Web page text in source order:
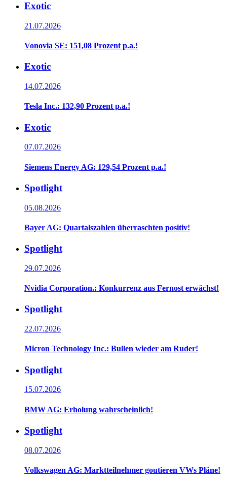
Exotic
21.07.2026
Vonovia SE: 151,08 Prozent p.a.!
Exotic
14.07.2026
Tesla Inc.: 132,90 Prozent p.a.!
Exotic
07.07.2026
Siemens Energy AG: 129,54 Prozent p.a.!
Spotlight
05.08.2026
Bayer AG: Quartalszahlen überraschten positiv!
Spotlight
29.07.2026
Nvidia Corporation.: Konkurrenz aus Fernost erwächst!
Spotlight
22.07.2026
Micron Technology Inc.: Bullen wieder am Ruder!
Spotlight
15.07.2026
BMW AG: Erholung wahrscheinlich!
Spotlight
08.07.2026
Volkswagen AG: Marktteilnehmer goutieren VWs Pläne!